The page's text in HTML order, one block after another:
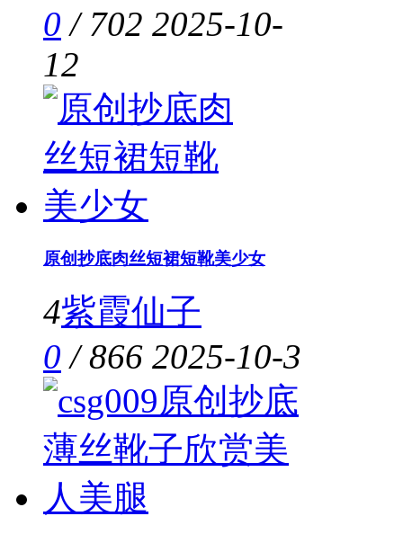
0 / 702 2025-10-
12
原创抄底肉丝短裙短靴美少女
4紫霞仙子
0 /866 2025-10-3